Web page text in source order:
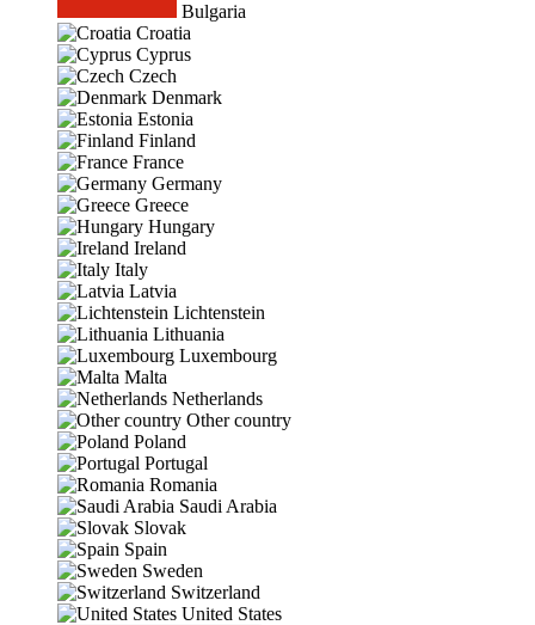
Bulgaria
Croatia
Cyprus
Czech
Denmark
Estonia
Finland
France
Germany
Greece
Hungary
Ireland
Italy
Latvia
Lichtenstein
Lithuania
Luxembourg
Malta
Netherlands
Other country
Poland
Portugal
Romania
Saudi Arabia
Slovak
Spain
Sweden
Switzerland
United States